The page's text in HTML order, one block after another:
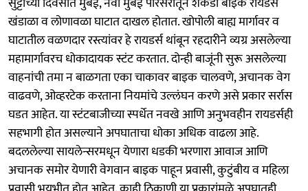
खंडाळा व लोणावळा घाटात दाखल होतात. खोपोली बाह्य मार्गावर व
घाटातील वळणदार रस्त्यांवर हे रायडर्स थांबून रहदारीने व्यग्र असलेल्या
महामार्गावरच धोकादायक स्टंट करतात. दोन्ही बाजूंनी सुरू असलेल्या
वाहनांची तमा न बाळगता एका चाकावर बाइक चालवणे, अचानक वेग
वाढवणे, ओव्हरटेक करताना नियमांचे उल्लंघन करणे असे प्रकार सर्रास
घडत आहेत. या स्टंटबाजीच्या स्पर्धेत नवखे आणि अनुभवहीन रायडर्सही
सहभागी होत असल्याने अपघाताचा धोका अधिक वाढला आहे.
बदललेल्या सायलेन्सरमधून येणारा धडकी भरणारा आवाज आणि
अचानक समोर येणारी वेगवान बाइक पाहून प्रवासी, कुटुंबीय व महिला